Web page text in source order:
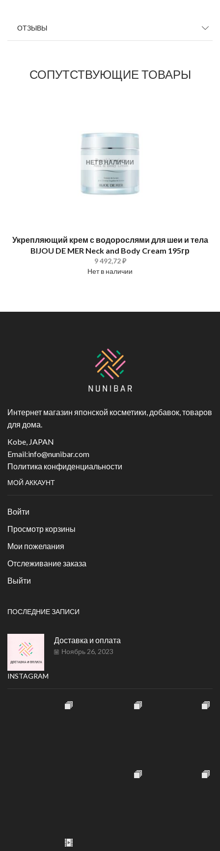
ОТЗЫВЫ
СОПУТСТВУЮЩИЕ ТОВАРЫ
НЕТ В НАЛИЧИИ
Укрепляющий крем с водорослями для шеи и тела
BIJOU DE MER Neck and Body Cream 195гр
9 492,72 ₽
Нет в наличии
Интернет магазин японской косметики, добавок, товаров
для дома.
Kobe, JAPAN
Email:info@nunibar.com
Политика конфиденциальности
МОЙ АККАУНТ
Войти
Просмотр корзины
Мои пожелания
Отслеживание заказа
Выйти
ПОСЛЕДНИЕ ЗАПИСИ
Доставка и оплата
Ноябрь 26, 2023
INSTAGRAM